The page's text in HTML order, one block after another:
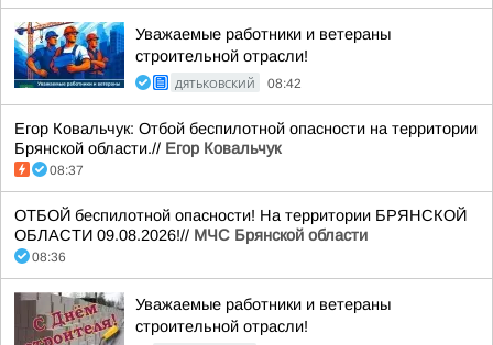
Уважаемые работники и ветераны
строительной отрасли!
ДЯТЬКОВСКИЙ 08:42
Егор Ковальчук: Отбой беспилотной опасности на территории
Брянской области.// Егор Ковальчук
08:37
ОТБОЙ беспилотной опасности! На территории БРЯНСКОЙ
ОБЛАСТИ 09.08.2026!// МЧС Брянской области
08:36
Уважаемые работники и ветераны
строительной отрасли!